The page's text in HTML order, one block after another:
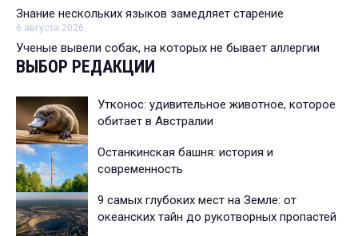
Знание нескольких языков замедляет старение
6 августа 2026
Ученые вывели собак, на которых не бывает аллергии
ВЫБОР РЕДАКЦИИ
Утконос: удивительное животное, которое
обитает в Австралии
Останкинская башня: история и
современность
9 самых глубоких мест на Земле: от
океанских тайн до рукотворных пропастей